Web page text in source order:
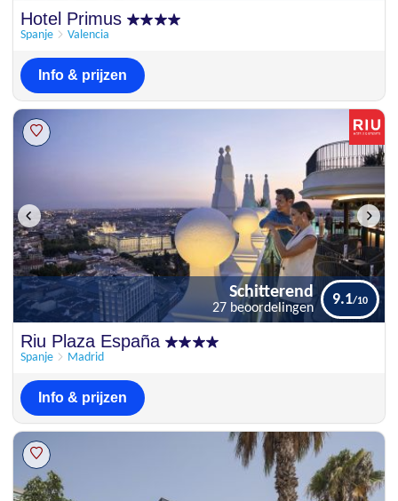
Hotel Primus
Spanje Valencia
Info & prijzen
Riu Plaza España
Spanje Madrid
Schitterend
27 beoordelingen
9.1
Info & prijzen